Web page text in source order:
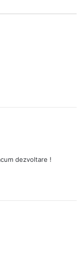
dezvoltare !